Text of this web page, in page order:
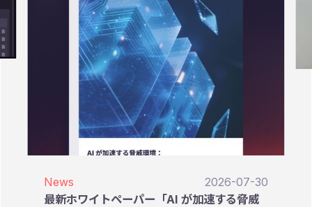
News
2026-07-30
最新ホワイトペーパー「AI が加速する脅威